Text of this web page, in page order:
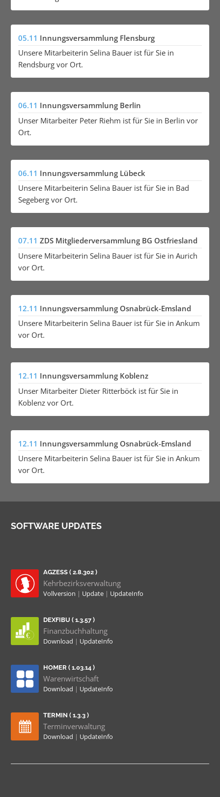
05.11 Innungsversammlung Flensburg
Unsere Mitarbeiterin Selina Bauer ist für Sie in
Rendsburg vor Ort.
06.11 Innungsversammlung Berlin
Unser Mitarbeiter Peter Riehm ist für Sie in Berlin vor
Ort.
06.11 Innungsversammlung Lübeck
Unsere Mitarbeiterin Selina Bauer ist für Sie in Bad
Segeberg vor Ort.
07.11 ZDS Mitgliederversammlung BG Ostfriesland
Unsere Mitarbeiterin Selina Bauer ist für Sie in Aurich
vor Ort.
12.11 Innungsversammlung Osnabrück-Emsland
Unsere Mitarbeiterin Selina Bauer ist für Sie in Ankum
vor Ort.
12.11 Innungsversammlung Koblenz
Unser Mitarbeiter Dieter Ritterböck ist für Sie in
Koblenz vor Ort.
12.11 Innungsversammlung Osnabrück-Emsland
Unsere Mitarbeiterin Selina Bauer ist für Sie in Ankum
vor Ort.
SOFTWARE UPDATES
AGZESS ( 2.8.302 )
Kehrbezirksverwaltung
Vollversion | Update | UpdateInfo
DEXFIBU ( 1.3.57 )
Finanzbuchhaltung
Download | UpdateInfo
HOMER ( 1.03.14 )
Warenwirtschaft
Download | UpdateInfo
TERMIN ( 1.3.3 )
Terminverwaltung
Download | UpdateInfo